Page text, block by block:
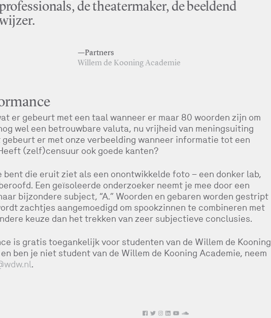
de theatermaker, de beeldend
—Partners
Willem de Kooning Academie
er gebeurt met een taal wanneer er maar 80 woorden zijn om
wel een betrouwbare valuta, nu vrijheid van meningsuiting
er met onze verbeelding wanneer informatie tot een
(zelf)censuur ook goede kanten?
die eruit ziet als een onontwikkelde foto – een donker lab,
Een geïsoleerde onderzoeker neemt je mee door een
bijzondere subject, “A.” Woorden en gebaren worden gestript
zachtjes aangemoedigd om spookzinnen te combineren met
keuze dan het trekken van zeer subjectieve conclusies.
is gratis toegankelijk voor studenten van de Willem de Kooning
ben je niet student van de Willem de Kooning Academie, neem
.